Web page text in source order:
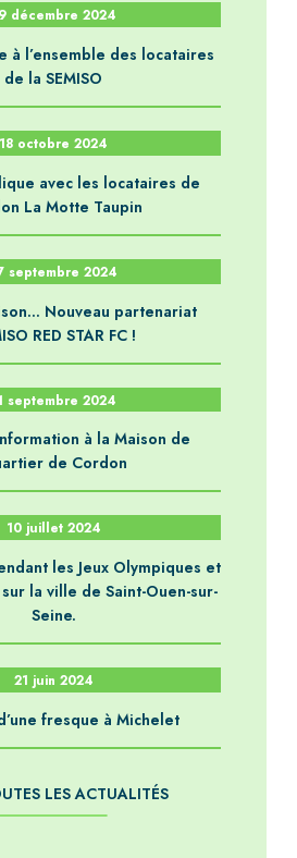
décembre 2024
à l’ensemble des locataires
de la SEMISO
18 octobre 2024
avec les locataires de
La Motte Taupin
septembre 2024
Nouveau partenariat
RED STAR FC !
septembre 2024
à la Maison de
de Cordon
10 juillet 2024
les Jeux Olympiques et
la ville de Saint-Ouen-sur-
Seine.
21 juin 2024
fresque à Michelet
LES ACTUALITÉS